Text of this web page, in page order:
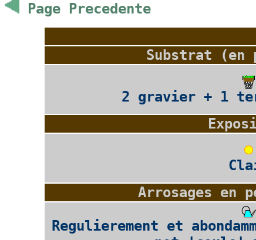
Page Precedente
Substrat (en
2 gravier + 1
Arrosages en
Regulierement et